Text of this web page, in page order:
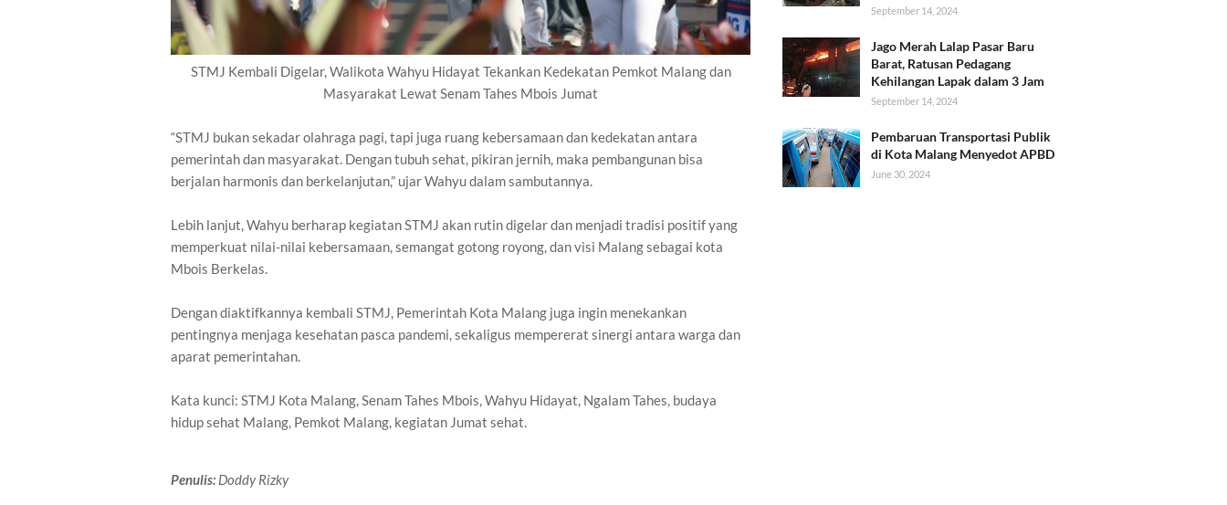
STMJ Kembali Digelar, Walikota Wahyu Hidayat Tekankan Kedekatan Pemkot Malang dan
Masyarakat Lewat Senam Tahes Mbois Jumat
“STMJ bukan sekadar olahraga pagi, tapi juga ruang kebersamaan dan kedekatan antara
pemerintah dan masyarakat. Dengan tubuh sehat, pikiran jernih, maka pembangunan bisa
berjalan harmonis dan berkelanjutan,” ujar Wahyu dalam sambutannya.
Lebih lanjut, Wahyu berharap kegiatan STMJ akan rutin digelar dan menjadi tradisi positif yang
memperkuat nilai-nilai kebersamaan, semangat gotong royong, dan visi Malang sebagai kota
Mbois Berkelas.
Dengan diaktifkannya kembali STMJ, Pemerintah Kota Malang juga ingin menekankan
pentingnya menjaga kesehatan pasca pandemi, sekaligus mempererat sinergi antara warga dan
aparat pemerintahan.
Kata kunci: STMJ Kota Malang, Senam Tahes Mbois, Wahyu Hidayat, Ngalam Tahes, budaya
hidup sehat Malang, Pemkot Malang, kegiatan Jumat sehat.
Penulis: Doddy Rizky
September 14, 2024
Jago Merah Lalap Pasar Baru
Barat, Ratusan Pedagang
Kehilangan Lapak dalam 3 Jam
September 14, 2024
Pembaruan Transportasi Publik
di Kota Malang Menyedot APBD
June 30, 2024